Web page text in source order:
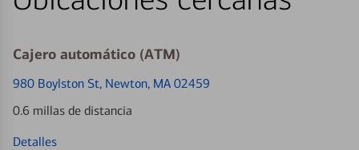
Cajero automático (ATM)
980 Boylston St, Newton, MA 02459
0.6 millas de distancia
Detalles